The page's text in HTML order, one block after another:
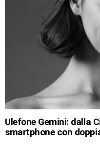
Ulefone Gemini: dalla
smartphone con